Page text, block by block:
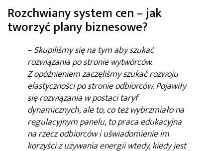
Rozchwiany system cen – jak
tworzyć plany biznesowe?
–Skupiliśmy się na tym aby szukać
rozwiązania po stronie wytwórców.
Z opóźnieniem zaczęliśmy szukać rozwoju
elastyczności po stronie odbiorców. Pojawiły
się rozwiązania w postaci taryf
dynamicznych, ale to, co też wybrzmiało na
regulacyjnym panelu, to praca edukacyjna
na rzecz odbiorców i uświadomienie im
korzyści z używania energii wtedy, kiedy jest